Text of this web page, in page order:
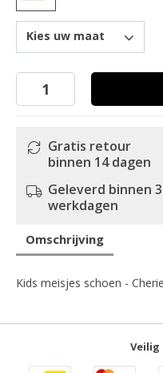
Kies uw maat
Gratis retour
binnen 14 dagen
Geleverd binnen 3
werkdagen
Omschrijving
Kids meisjes schoen - Cherie